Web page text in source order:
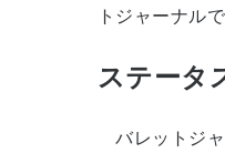
トジャーナル
ステータ
バレットジャ